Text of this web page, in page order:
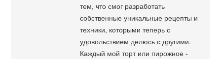
тем, что смог разработать
собственные уникальные рецепты и
техники, которыми теперь с
удовольствием делюсь с другими.
Каждый мой торт или пирожное -